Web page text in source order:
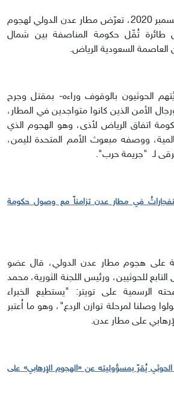
في 31 كانون الأول / ديسمبر 2020، تعرّض مطار عدن الدولي لهجوم
تُقّل حكومة المناصفة بين شمال
السعودية الرياض.
الحوثيون بالوقوف وراءه- بمقتل وجرح
الأمن الذين كانوا متواجدين في المطار،
اتفاق الرياض لأذى، وهو الهجوم الذي
ووصفه مبعوث الأمم المتحدة لليمن،
لـ "جريمة حرب".
في مطار عدن تزامناً مع وصول حكومة
أقل من 24 ساعة على هجوم مطار عدن الدولي، قال عضو
للحوثيين، ورئيس اللجنة الثورية، محمد
الرسمية على تويتر: "يستطيع الخبراء
وصلنا لمرحلة توازن الردع"، وهو ما اُعتبر
على مطار عدن.
يُقرّ بمسؤوليته عن «الهجوم الإرهابي» على